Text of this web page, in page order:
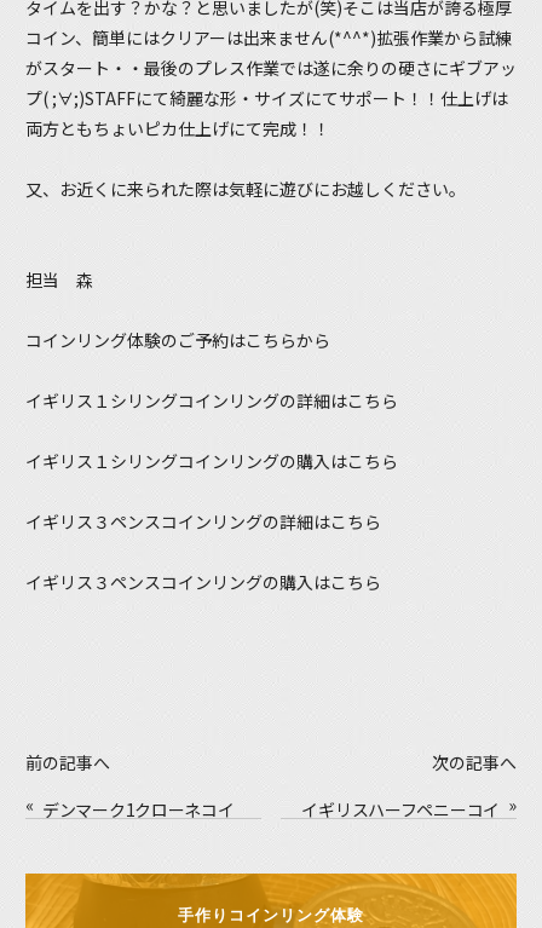
タイムを出す？かな？と思いましたが(笑)そこは当店が誇る極厚
コイン、簡単にはクリアーは出来ません(*^^*)拡張作業から試練
がスタート・・最後のプレス作業では遂に余りの硬さにギブアッ
プ( ;∀;)STAFFにて綺麗な形・サイズにてサポート！！仕上げは
両方ともちょいピカ仕上げにて完成！！
又、お近くに来られた際は気軽に遊びにお越しください。
担当 森
コインリング体験のご予約はこちらから
イギリス１シリングコインリングの詳細はこちら
イギリス１シリングコインリングの購入はこちら
イギリス３ペンスコインリングの詳細はこちら
イギリス３ペンスコインリングの購入はこちら
前の記事へ
« デンマーク1クローネコイ
リング体験
次の記事へ
イギリスハーフペニーコイ
ン コインリング体験
»
手作りコインリング体験